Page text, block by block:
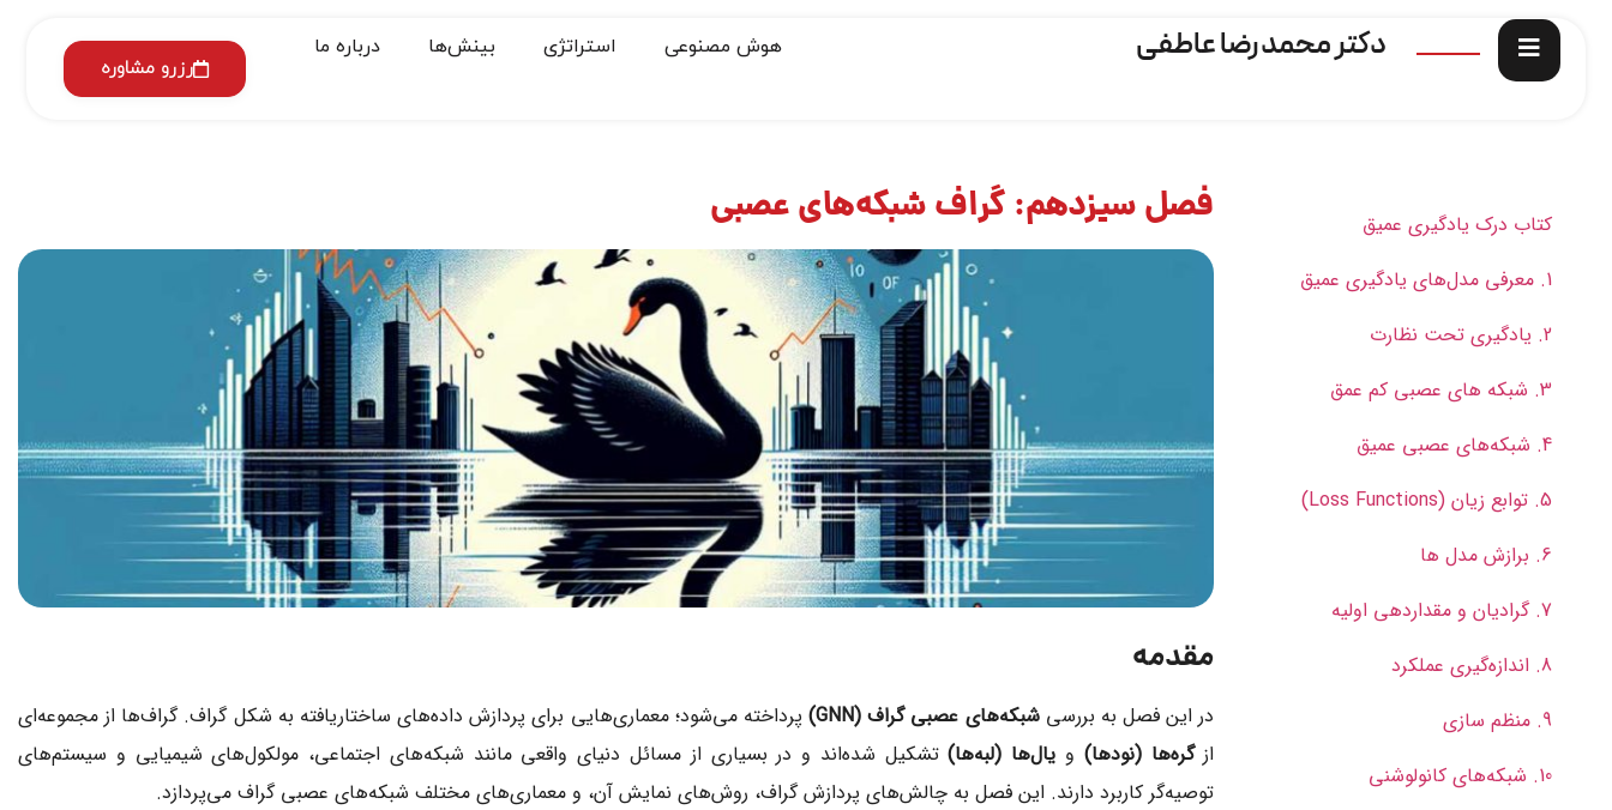
دکتر محمدرضا عاطفی هوش مصنوعی استراتژی بینش‌ها درباره ما
رزرو مشاوره
کتاب درک یادگیری عمیق
1. معرفی مدل‌های یادگیری عمیق
2. یادگیری تحت نظارت
3. شبکه های عصبی کم عمق
4. شبکه‌های عصبی عمیق
5. توابع زیان (Loss Functions)
6. برازش مدل ها
7. گرادیان و مقداردهی اولیه
8. اندازه‌گیری عملکرد
9. منظم سازی
10. شبکه‌های کانولوشنی
فصل سیزدهم: گراف شبکه‌های عصبی
مقدمه
در این فصل به بررسیشبکه‌های عصبی گراف (GNN)
پرداخته می‌شود؛ معماری‌هایی برای پردازش داده‌های ساختاریافته به شکل گراف. گراف‌ها از مجموعه‌ای
ازگره‌ها (نودها) و یال‌ها (لبه‌ها)تشکیل شده‌اند و در بسیاری از مسائل دنیای واقعی مانند شبکه‌های اجتماعی، مولکول‌های شیمیایی و سیستم‌های
توصیه‌گر کاربرد دارند. این فصل به چالش‌های پردازش گراف، روش‌های نمایش آن، و معماری‌های مختلف شبکه‌های عصبی گراف می‌پردازد.